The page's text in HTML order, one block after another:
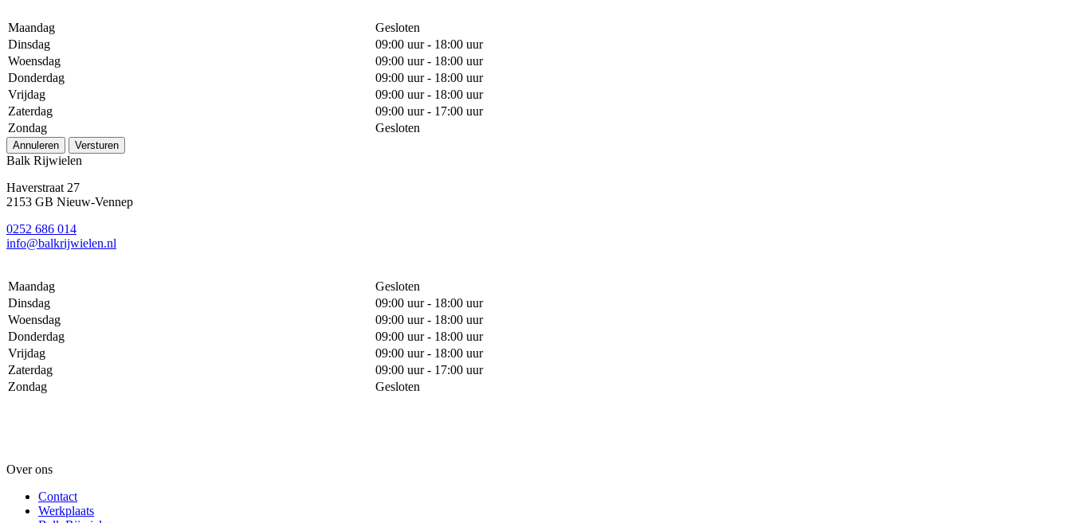
Maandag
Gesloten
Dinsdag
09:00 uur - 18:00 uur
Woensdag
09:00 uur - 18:00 uur
Donderdag
09:00 uur - 18:00 uur
Vrijdag
09:00 uur - 18:00 uur
Zaterdag
09:00 uur - 17:00 uur
Zondag
Gesloten
Annuleren Versturen
Balk Rijwielen
Haverstraat 27
2153 GB Nieuw-Vennep
0252 686 014
info@balkrijwielen.nl
Maandag
Gesloten
Dinsdag
09:00 uur - 18:00 uur
Woensdag
09:00 uur - 18:00 uur
Donderdag
09:00 uur - 18:00 uur
Vrijdag
09:00 uur - 18:00 uur
Zaterdag
09:00 uur - 17:00 uur
Zondag
Gesloten
Over ons
Contact
Werkplaats